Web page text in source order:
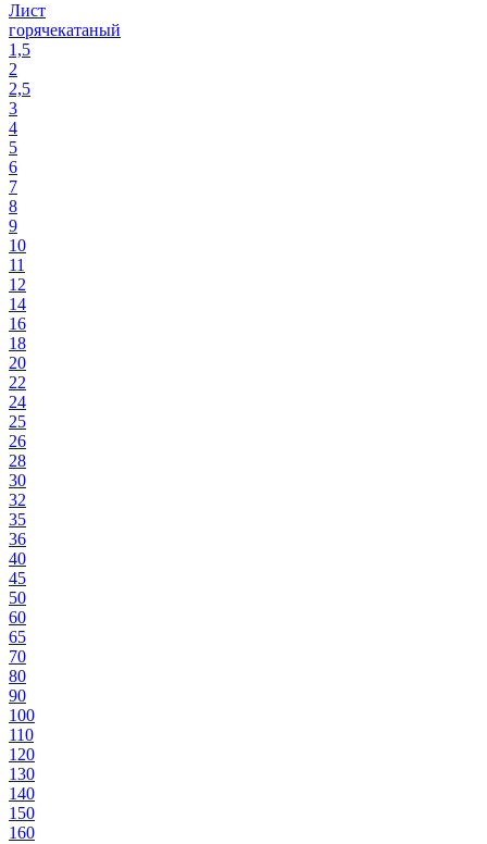
Лист
горячекатаный
1,5
2
2,5
3
4
5
6
7
8
9
10
11
12
14
16
18
20
22
24
25
26
28
30
32
35
36
40
45
50
60
65
70
80
90
100
110
120
130
140
150
160